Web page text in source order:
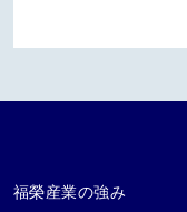
福榮産業の強み